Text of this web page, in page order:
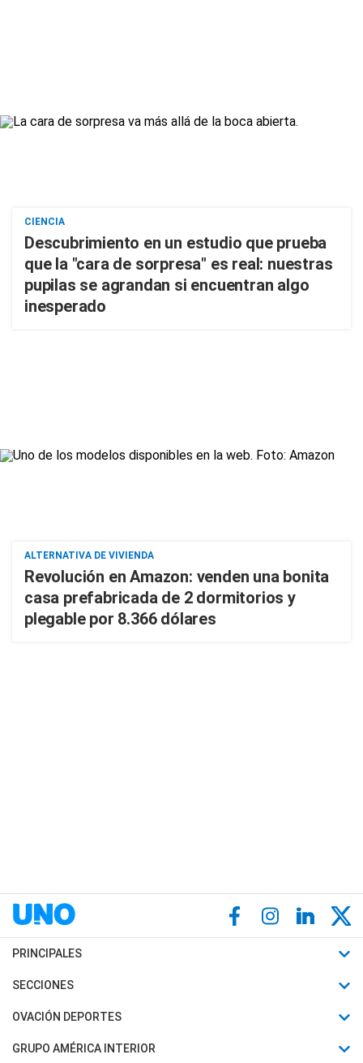
CIENCIA
Descubrimiento en un estudio que prueba
que la "cara de sorpresa" es real: nuestras
pupilas se agrandan si encuentran algo
inesperado
ALTERNATIVA DE VIVIENDA
Revolución en Amazon: venden una bonita
casa prefabricada de 2 dormitorios y
plegable por 8.366 dólares
PRINCIPALES
Últimas Noticias
Política
SECCIONES
Horóscopo
Motores
OVACIÓN DEPORTES
Fútbol
GRUPO AMÉRICA INTERIOR